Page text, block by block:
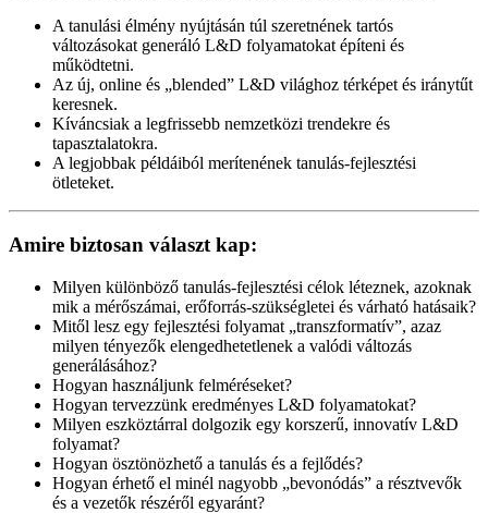
A tanulási élmény nyújtásán túl szeretnének tartós
változásokat generáló L&D folyamatokat építeni és
működtetni.
Az új, online és „blended” L&D világhoz térképet és iránytűt
keresnek.
Kíváncsiak a legfrissebb nemzetközi trendekre és
tapasztalatokra.
A legjobbak példáiból merítenének tanulás-fejlesztési
ötleteket.
Amire biztosan választ kap:
Milyen különböző tanulás-fejlesztési célok léteznek, azoknak
mik a mérőszámai, erőforrás-szükségletei és várható hatásaik?
Mitől lesz egy fejlesztési folyamat „transzformatív”, azaz
milyen tényezők elengedhetetlenek a valódi változás
generálásához?
Hogyan használjunk felméréseket?
Hogyan tervezzünk eredményes L&D folyamatokat?
Milyen eszköztárral dolgozik egy korszerű, innovatív L&D
folyamat?
Hogyan ösztönözhető a tanulás és a fejlődés?
Hogyan érhető el minél nagyobb „bevonódás” a résztvevők
és a vezetők részéről egyaránt?